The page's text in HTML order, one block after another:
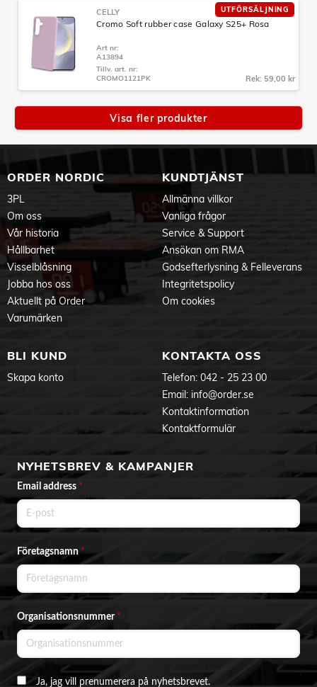
UTFÖRSÄLJNING
CELLY
Cromo Soft rubber case Galaxy S25+ Rosa
Art nr:
A13894
Tillv. art. nr:
CROMO1121PK
Rek: 59,00 kr
Visa fler produkter
ORDER NORDIC
3PL
Om oss
Vår historia
Hållbarhet
Visselblåsning
Jobba hos oss
Aktuellt på Order
Varumärken
KUNDTJÄNST
Allmänna villkor
Vanliga frågor
Service & Support
Ansökan om RMA
Godsefterlysning & Felleverans
Integritetspolicy
Om cookies
BLI KUND
Skapa konto
KONTAKTA OSS
Telefon: 042 - 25 23 00
Email: info@order.se
Kontaktinformation
Kontaktformulär
NYHETSBREV & KAMPANJER
Email address *
Företagsnamn*
Organisationsnummer *
Ja, jag vill prenumerera på nyhetsbrevet.